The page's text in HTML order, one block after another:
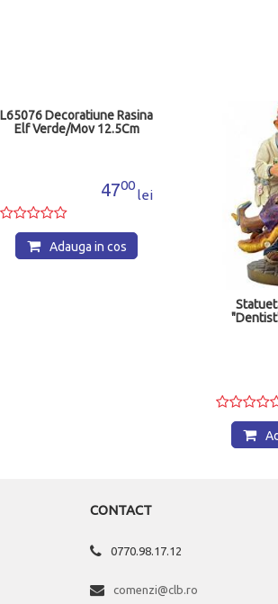
L65076 Decoratiune Rasina
Elf Verde/Mov 12.5Cm
4700
lei
Adauga in cos
CONTACT
0770.98.17.12
comenzi@clb.ro